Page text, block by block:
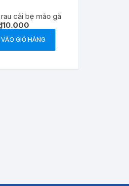
cải bẹ mào gà
10.000
GIỎ HÀNG